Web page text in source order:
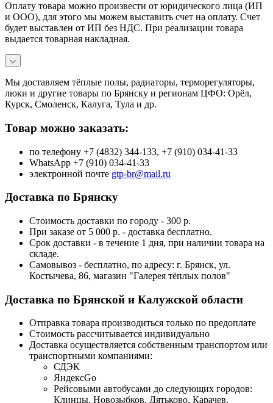
Оплату товара можно произвести от юридического лица (ИП
и ООО), для этого мы можем выставить счет на оплату. Счет
будет выставлен от ИП без НДС. При реализации товара
выдается товарная накладная.
Мы доставляем тёплые полы, радиаторы, терморегуляторы,
люки и другие товары по Брянску и регионам ЦФО: Орёл,
Курск, Смоленск, Калуга, Тула и др.
Товар можно заказать:
по телефону +7 (4832) 344-133, +7 (910) 034-41-33
WhatsApp +7 (910) 034-41-33
электронной почте gtp-br@mail.ru
Доставка по Брянску
Стоимость доставки по городу - 300 р.
При заказе от 5 000 р. - доставка бесплатно.
Срок доставки - в течение 1 дня, при наличии товара на
складе.
Самовывоз - бесплатно, по адресу: г. Брянск, ул.
Костычева, 86, магазин "Галерея тёплых полов"
Доставка по Брянской и Калужской области
Отправка товара производиться только по предоплате
Стоимость рассчитывается индивидуально
Доставка осуществляется собственным транспортом или
транспортными компаниями:
СДЭК
ЯндексGo
Рейсовыми автобусами до следующих городов:
Клинцы, Новозыбков, Дятьково, Карачев,